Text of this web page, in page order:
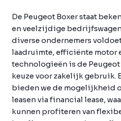
De Peugeot Boxer staat
en veelzijdige
diverse ondernemers
laadruimte, efficiënte motor
technologieën is de
keuze voor zakelijk gebruik.
bieden we de mogelijkheid
leasen via financial lease,
kunnen profiteren van